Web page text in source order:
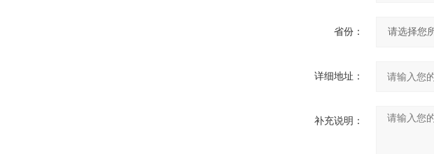
省份：
详细地址：
补充说明：